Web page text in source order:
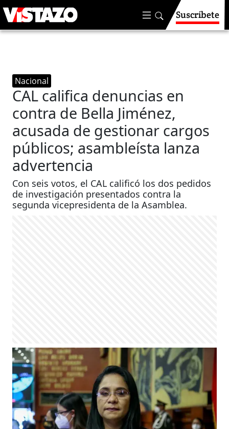
Suscríbete
Nacional
CAL califica denuncias en
contra de Bella Jiménez,
acusada de gestionar cargos
públicos; asambleísta lanza
advertencia
Con seis votos, el CAL calificó los dos pedidos
de investigación presentados contra la
segunda vicepresidenta de la Asamblea.